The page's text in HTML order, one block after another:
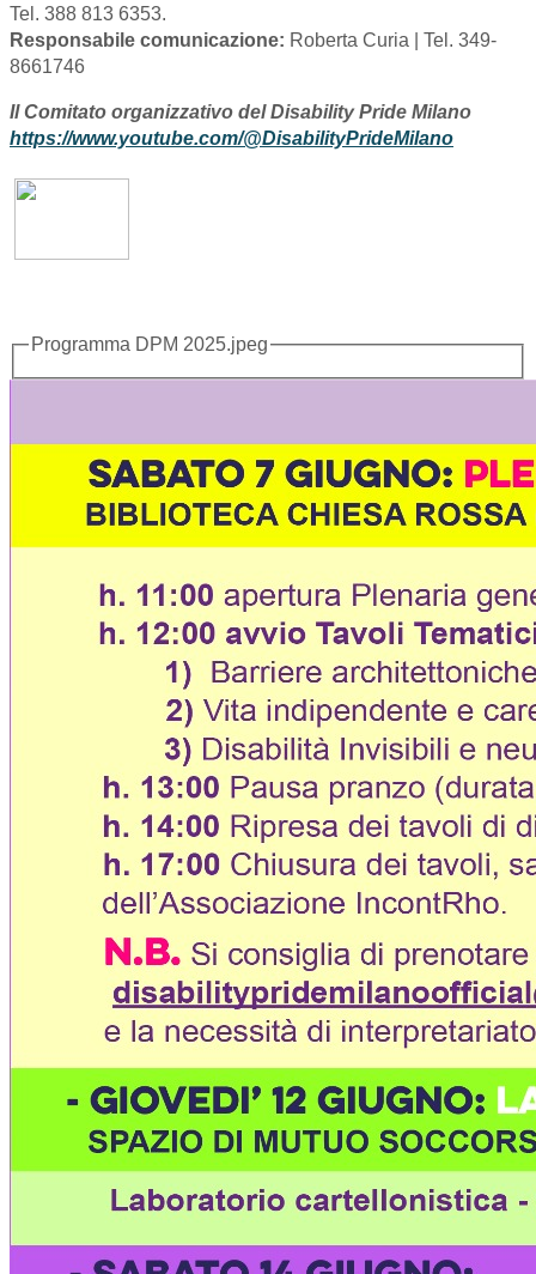
Tel. 388 813 6353.
Responsabile comunicazione: Roberta Curia | Tel. 349-
8661746
Il Comitato organizzativo del Disability Pride Milano
https://www.youtube.com/@DisabilityPrideMilano
Programma DPM 2025.jpeg